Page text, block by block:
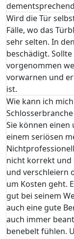
Wird die Tür
Fälle, wo das
sehr selten. In
beschädigt.
vorgenommen
vorwarnen und
ist.
Wie kann ich
Sie können einen
einem seriösen
nicht korrekt und
und verschleiern
um Kosten geht.
gut bei seinem
auch eine gute
auch immer
benebelt fühlen.